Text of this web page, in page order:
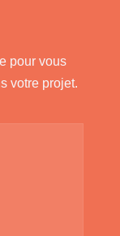
pour vous
votre projet.